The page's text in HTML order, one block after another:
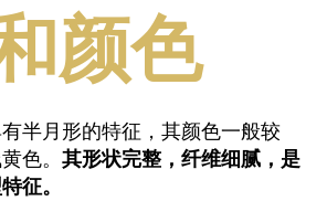
颜色
半月形的特征，其颜色一般较
色。 其形状完整，纤维细腻，是
征。